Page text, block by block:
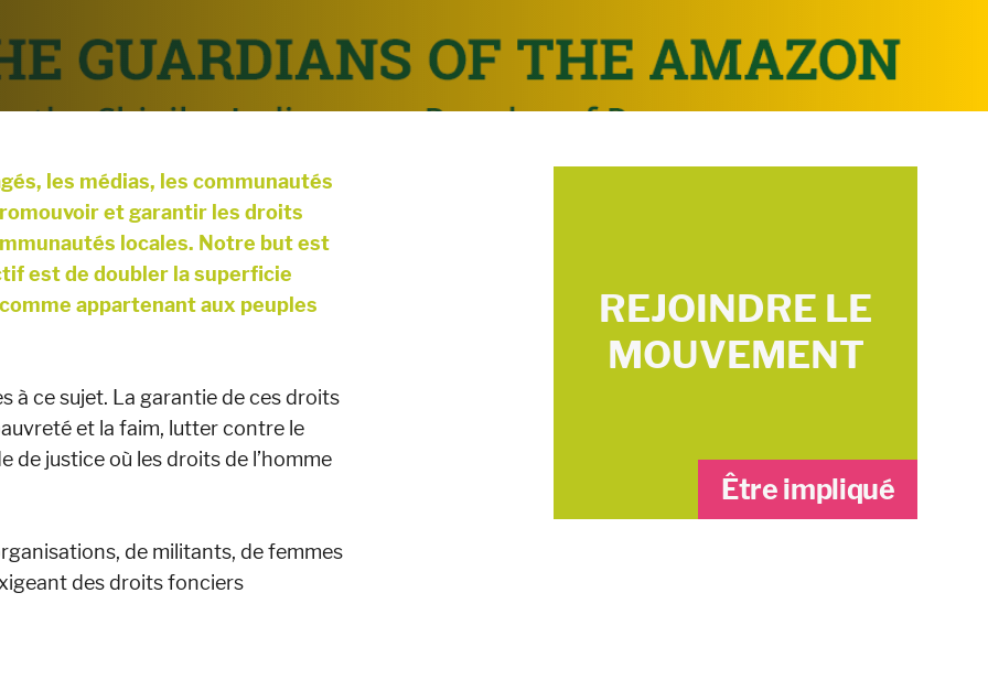
les médias, les communautés
et garantir les droits
locales. Notre but est
est de doubler la superficie
appartenant aux peuples
à ce sujet. La garantie de ces droits
et la faim, lutter contre le
justice où les droits de l’homme
de militants, de femmes
des droits fonciers
REJOINDRE LE
MOUVEMENT
Être impliqué